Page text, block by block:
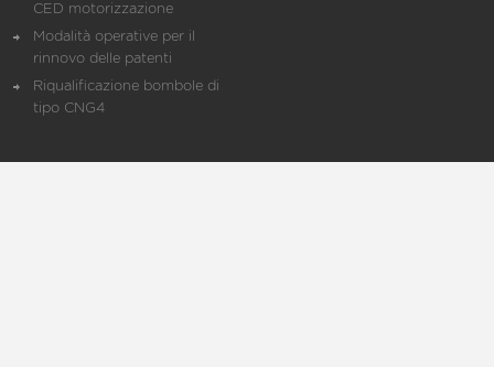
CED motorizzazione
Modalità operative per il
rinnovo delle patenti
Riqualificazione bombole di
tipo CNG4